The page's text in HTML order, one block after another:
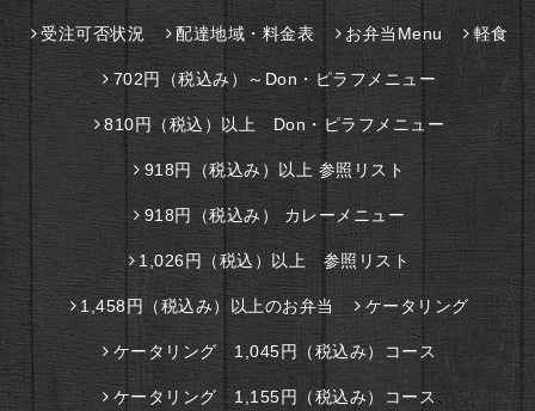
受注可否状況 配達地域・料金表 お弁当Menu 軽食
702円（税込み）～Don・ピラフメニュー
810円（税込）以上 Don・ピラフメニュー
918円（税込み）以上 参照リスト
918円（税込み） カレーメニュー
1,026円（税込）以上 参照リスト
1,458円（税込み）以上のお弁当 ケータリング
ケータリング 1,045円（税込み）コース
ケータリング 1,155円（税込み）コース